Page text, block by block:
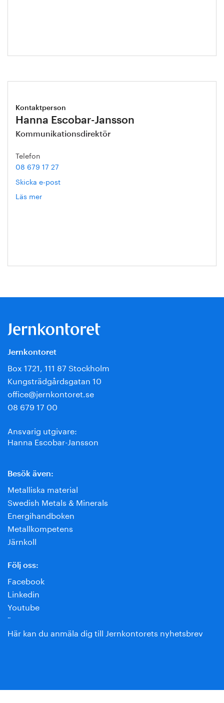
Kontaktperson
Hanna Escobar-Jansson
Kommunikationsdirektör
Telefon
08 679 17 27
Skicka e-post
Läs mer
Jernkontoret
Box 1721, 111 87 Stockholm
Kungsträdgårdsgatan 10
office@jernkontoret.se
08 679 17 00
Ansvarig utgivare:
Hanna Escobar-Jansson
Besök även:
Metalliska material
Swedish Metals & Minerals
Energihandboken
Metallkompetens
Järnkoll
Följ oss:
Facebook
Linkedin
Youtube
¨
Här kan du anmäla dig till Jernkontorets nyhetsbrev